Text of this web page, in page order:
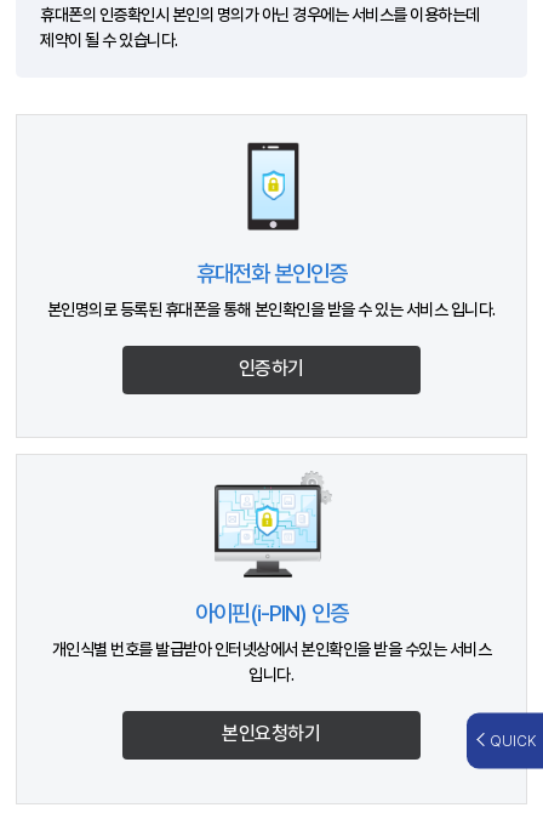
휴대폰의 인증확인시 본인의 명의가 아닌 경우에는 서비스를 이용하는데
제약이 될 수 있습니다.
휴대전화 본인인증
본인명의로 등록된 휴대폰을 통해 본인확인을 받을 수 있는 서비스 입니다.
인증하기
아이핀(i-PIN) 인증
개인식별 번호를 발급받아 인터넷상에서 본인확인을 받을 수있는 서비스
입니다.
본인요청하기 QUICK